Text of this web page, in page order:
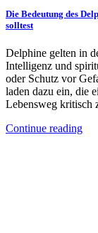
Die Bedeutung des
solltest
Delphine gelten in
Intelligenz und
oder Schutz vor
laden dazu ein, die
Lebensweg kritisch
Continue reading